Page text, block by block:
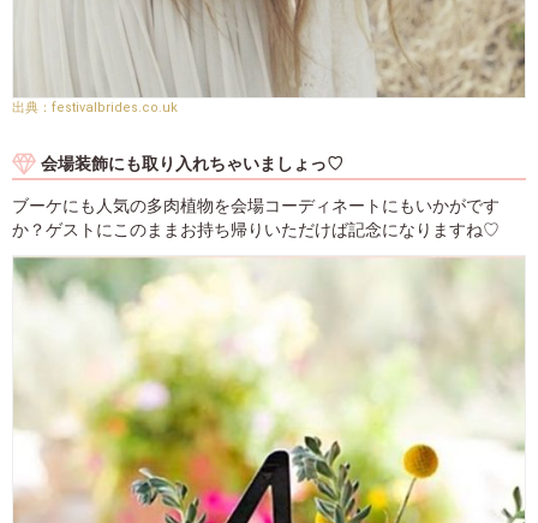
festivalbrides.co.uk
会場装飾にも取り入れちゃいましょっ♡
ブーケにも人気の多肉植物を会場コーディネートにもいかがです
か？ゲストにこのままお持ち帰りいただけば記念になりますね♡